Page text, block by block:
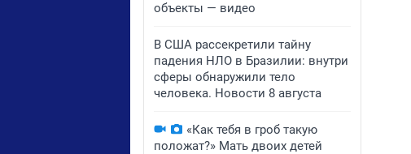
объекты — видео
В США рассекретили тайну
падения НЛО в Бразилии: внутри
сферы обнаружили тело
человека. Новости 8 августа
«Как тебя в гроб такую
положат?» Мать двоих детей